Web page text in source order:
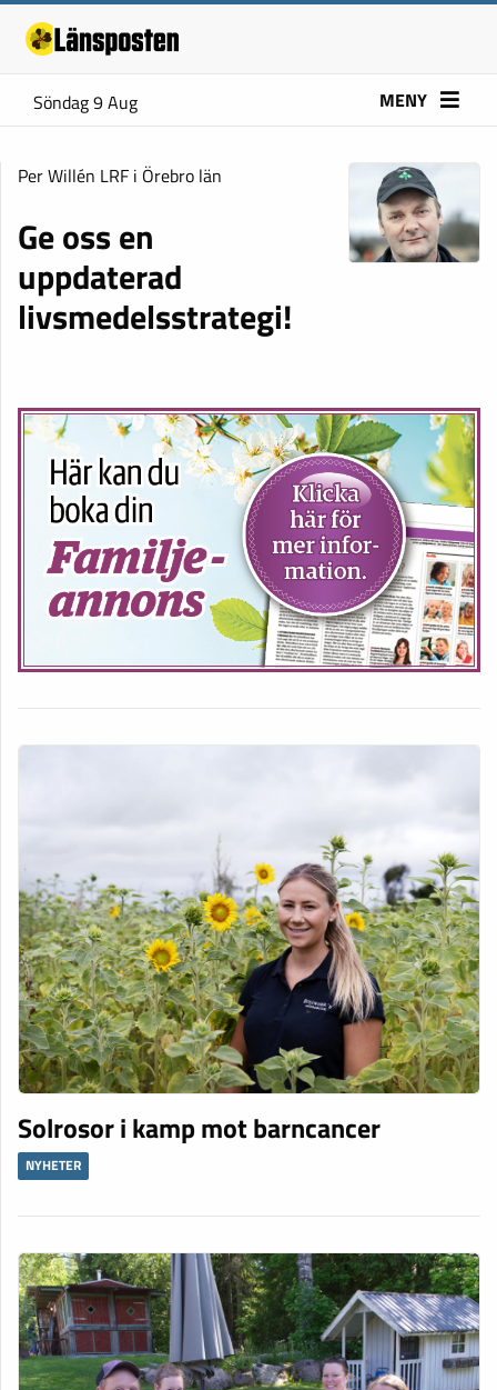
Söndag 9 Aug MENY
Per Willén LRF i Örebro län
Ge oss en
uppdaterad
livsmedelsstrategi!
Solrosor i kamp mot barncancer
NYHETER